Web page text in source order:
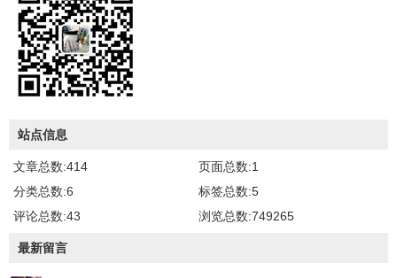
站点信息
文章总数:414
页面总数:1
分类总数:6
标签总数:5
评论总数:43
浏览总数:749265
最新留言